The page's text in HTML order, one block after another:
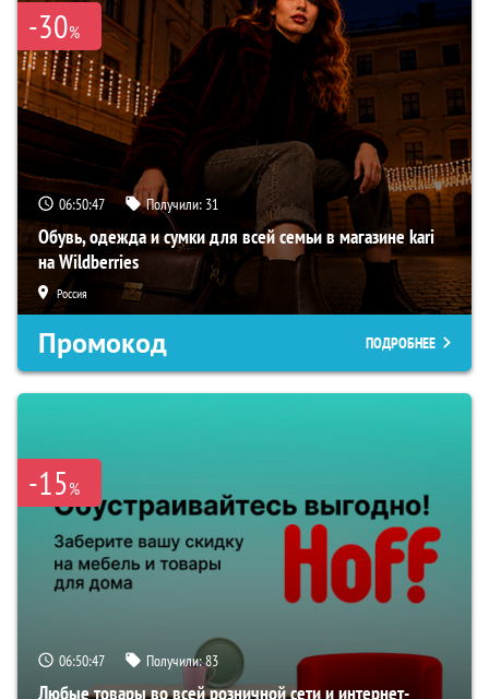
-30%
06:50:46 Получили: 31
Обувь, одежда и сумки для всей семьи в магазине kari
на Wildberries
Россия
Промокод ПОДРОБНЕЕ
-15%
06:50:46 Получили:83
Любые товары во всей розничной сети и интернет-